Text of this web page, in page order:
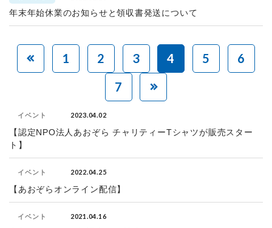
年末年始休業のお知らせと領収書発送について
1 2 3 4 5
6
7
イベント 2023.04.02
【認定NPO法人あおぞら チャリティーTシャツが販売スター
ト】
イベント 2022.04.25
【あおぞらオンライン配信】
イベント 2021.04.16